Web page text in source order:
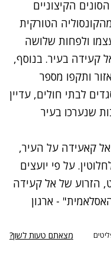
הקיצוניים
הטורקית
עצמו ולפחות שלושה
קעידה בעיר. בנוסף,
ותקפו מספר
לבתי חולים, עדיין
שנערכו בעיר
קאעידה על העיר,
על פי יועצים
הזרוע של אל קעידה
- ארגון
מצאתם טעות לשון?